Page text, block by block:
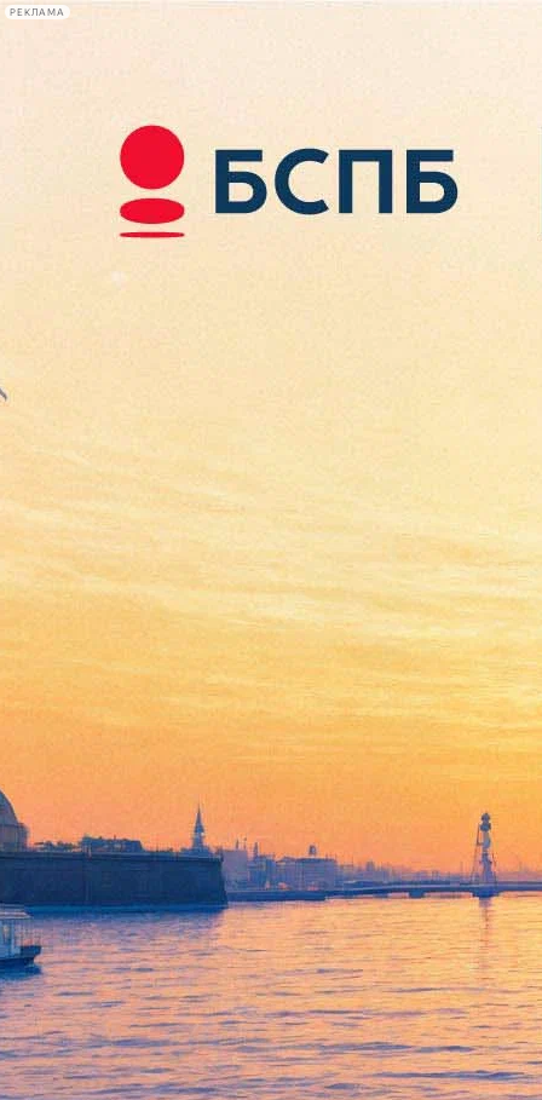
РЕКЛАМА
Сегодня:
2026.08.07
16:25
Афиша Plus
Юлия Коган и бои без
правил: в Сестрорецке
пройдет мотокарнавал